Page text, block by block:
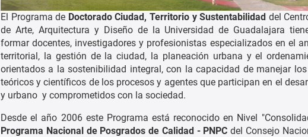
El Programa de Doctorado Ciudad, Territorio y Sustentabilidad del
de Arte, Arquitectura y Diseño de la Universidad de Guadalajara
formar docentes, investigadores y profesionistas especializados en el
territorial, la gestión de la ciudad, la planeación urbana y el
orientados a la sostenibilidad integral, con la capacidad de manejar
teóricos y científicos de los procesos y agentes que participan en el
y urbano y comprometidos con la sociedad.
Desde el año 2006 este Programa está reconocido en Nivel
Programa Nacional de Posgrados de Calidad - PNPC del Consejo